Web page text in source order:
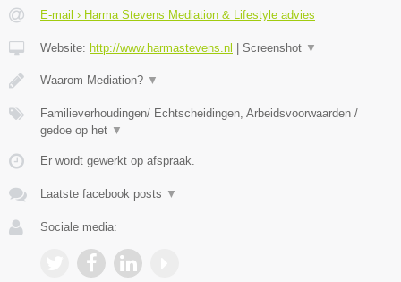
E-mail › Harma Stevens Mediation & Lifestyle advies
Website: http://www.harmastevens.nl | Screenshot ▼
Waarom Mediation? ▼
Familieverhoudingen/ Echtscheidingen, Arbeidsvoorwaarden /
gedoe op het ▼
Er wordt gewerkt op afspraak.
Laatste facebook posts ▼
Sociale media: